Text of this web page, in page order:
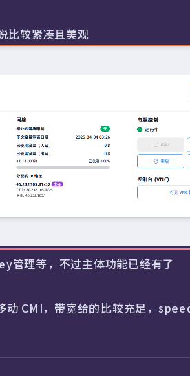
比较紧凑且美观
管理等，不过主体功能已经有了
动 CMI，带宽给的比较充足，